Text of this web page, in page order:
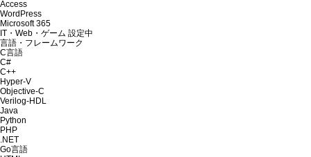
Access
WordPress
Microsoft 365
IT・Web・ゲーム 設定中
言語・フレームワーク
C言語
C#
C++
Hyper-V
Objective-C
Verilog-HDL
Java
Python
PHP
.NET
Go言語